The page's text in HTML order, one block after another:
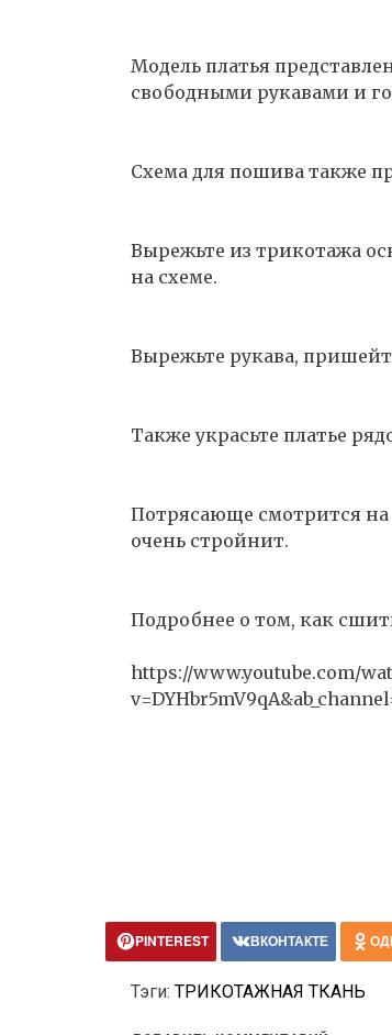
Модель платья
свободными рукавами и
Схема для пошива также
Вырежьте из трикотажа
на схеме.
Вырежьте рукава,
Также украсьте платье
Потрясающе смотрится на
очень стройнит.
Подробнее о том, как
https://www.youtube.com/
PINTEREST ВКОНТАКТЕ
Тэги: ТРИКОТАЖНАЯ ТКАНЬ